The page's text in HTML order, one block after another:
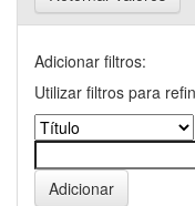
Adicionar filtros:
Utilizar filtros para